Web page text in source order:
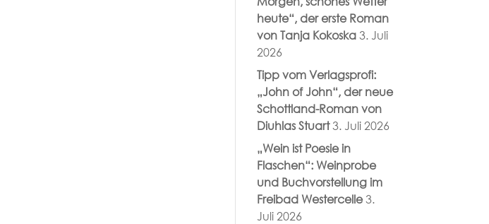
heute“, der erste Roman
von Tanja Kokoska3. Juli
2026
Tipp vom Verlagsprofi:
„John of John“, der neue
Schottland-Roman von
Diuhlas Stuart3. Juli 2026
„Wein ist Poesie in
Flaschen“: Weinprobe
und Buchvorstellung im
Freibad Westercelle3.
Juli 2026